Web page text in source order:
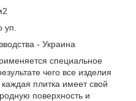
уп.
- Украина
специальное
чего все изделия
плитка имеет свой
поверхность и